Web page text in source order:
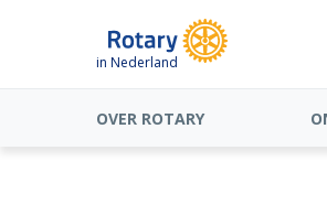
in Nederland
OVER ROTARY